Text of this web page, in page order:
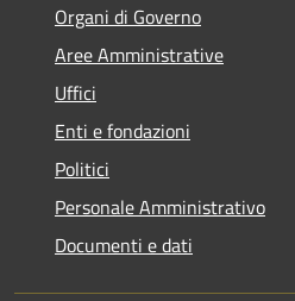
Organi di Governo
Aree Amministrative
Uffici
Enti e fondazioni
Politici
Personale Amministrativo
Documenti e dati